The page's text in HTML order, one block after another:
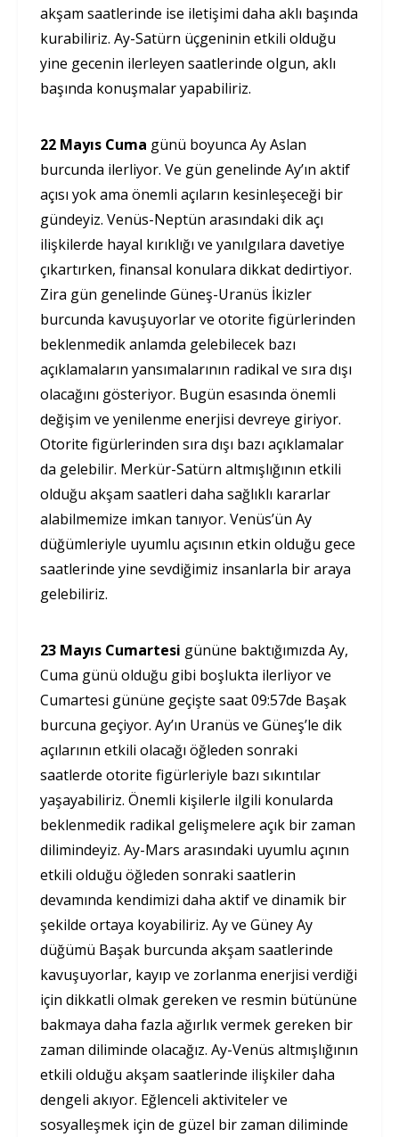
akşam saatlerinde ise iletişimi daha aklı başında
kurabiliriz. Ay-Satürn üçgeninin etkili olduğu
yine gecenin ilerleyen saatlerinde olgun, aklı
başında konuşmalar yapabiliriz.
22 Mayıs Cuma günü boyunca Ay Aslan
burcunda ilerliyor. Ve gün genelinde Ay’ın aktif
açısı yok ama önemli açıların kesinleşeceği bir
gündeyiz. Venüs-Neptün arasındaki dik açı
ilişkilerde hayal kırıklığı ve yanılgılara davetiye
çıkartırken, finansal konulara dikkat dedirtiyor.
Zira gün genelinde Güneş-Uranüs İkizler
burcunda kavuşuyorlar ve otorite figürlerinden
beklenmedik anlamda gelebilecek bazı
açıklamaların yansımalarının radikal ve sıra dışı
olacağını gösteriyor. Bugün esasında önemli
değişim ve yenilenme enerjisi devreye giriyor.
Otorite figürlerinden sıra dışı bazı açıklamalar
da gelebilir. Merkür-Satürn altmışlığının etkili
olduğu akşam saatleri daha sağlıklı kararlar
alabilmemize imkan tanıyor. Venüs’ün Ay
düğümleriyle uyumlu açısının etkin olduğu gece
saatlerinde yine sevdiğimiz insanlarla bir araya
gelebiliriz.
23 Mayıs Cumartesi gününe baktığımızda Ay,
Cuma günü olduğu gibi boşlukta ilerliyor ve
Cumartesi gününe geçişte saat 09:57de Başak
burcuna geçiyor. Ay’ın Uranüs ve Güneş’le dik
açılarının etkili olacağı öğleden sonraki
saatlerde otorite figürleriyle bazı sıkıntılar
yaşayabiliriz. Önemli kişilerle ilgili konularda
beklenmedik radikal gelişmelere açık bir zaman
dilimindeyiz. Ay-Mars arasındaki uyumlu açının
etkili olduğu öğleden sonraki saatlerin
devamında kendimizi daha aktif ve dinamik bir
şekilde ortaya koyabiliriz. Ay ve Güney Ay
düğümü Başak burcunda akşam saatlerinde
kavuşuyorlar, kayıp ve zorlanma enerjisi verdiği
için dikkatli olmak gereken ve resmin bütününe
bakmaya daha fazla ağırlık vermek gereken bir
zaman diliminde olacağız. Ay-Venüs altmışlığının
etkili olduğu akşam saatlerinde ilişkiler daha
dengeli akıyor. Eğlenceli aktiviteler ve
sosyalleşmek için de güzel bir zaman diliminde